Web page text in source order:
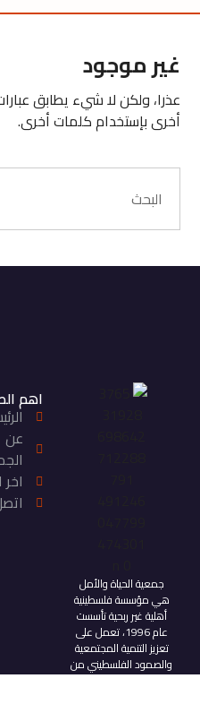
غير موجود
عذرا، ولكن لا شيء يطابق
أخرى بإستخدام كلمات أخرى.
جمعية الحياة والأمل
هي مؤسسة فلسطينية
أهلية غير ربحية تأسست
عام 1996، تعمل على
تعزيز التنمية المجتمعية
والصمود الفلسطيني من
خلال تقديم خدمات
اهم
عن
اخر